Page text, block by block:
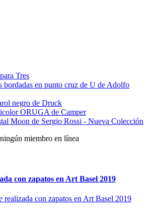
Tres
bordadas en punto cruz de U de Adolfo
negro de Druck
ORUGA de Camper
Moon de Sergio Rossi - Nueva Colección
miembro en línea
con zapatos en Art Basel 2019